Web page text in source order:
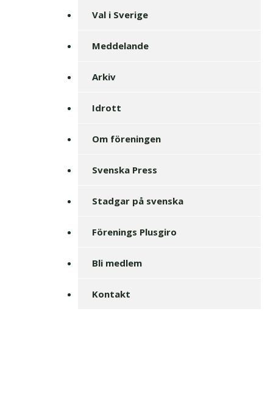
Val i Sverige
Meddelande
Arkiv
Idrott
Om föreningen
Svenska Press
Stadgar på svenska
Förenings Plusgiro
Bli medlem
Kontakt